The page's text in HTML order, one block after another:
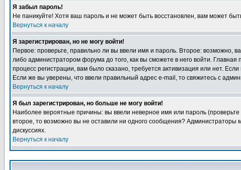
Я забыл пароль!
Не паникуйте! Хотя ваш пароль и не может быть восстановлен, вам может
Вернуться к началу
Я зарегистрирован, но не могу войти!
Первое: проверьте, правильно ли вы ввели имя и пароль. Второе: возможно,
либо администратором форума до того, как вы сможете в него войти.
процесс регистрации, вам было сказано, требуется активизация или нет.
Если же вы уверены, что ввели правильный адрес e-mail, то свяжитесь с
Вернуться к началу
Я был зарегистрирован, но больше не могу войти!
Наиболее вероятные причины: вы ввели неверное имя или пароль
второе, то возможно вы не оставили ни одного сообщения? Администраторы
дискуссиях.
Вернуться к началу